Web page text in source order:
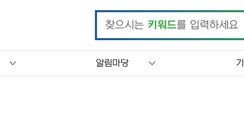
찾으시는 키워드를 입력하세요
알림마당